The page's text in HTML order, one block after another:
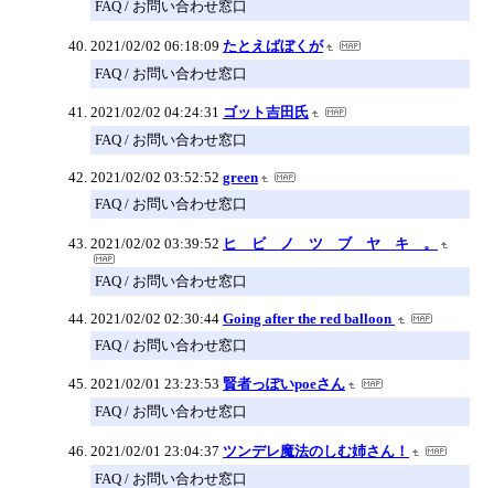
FAQ / お問い合わせ窓口
2021/02/02 06:18:09 たとえばぼくが
FAQ / お問い合わせ窓口
2021/02/02 04:24:31 ゴット吉田氏
FAQ / お問い合わせ窓口
2021/02/02 03:52:52 green
FAQ / お問い合わせ窓口
2021/02/02 03:39:52 ヒ ビ ノ ツ ブ ヤ キ 。
FAQ / お問い合わせ窓口
2021/02/02 02:30:44 Going after the red balloon
FAQ / お問い合わせ窓口
2021/02/01 23:23:53 賢者っぽいpoeさん
FAQ / お問い合わせ窓口
2021/02/01 23:04:37 ツンデレ魔法のしむ姉さん！
FAQ / お問い合わせ窓口